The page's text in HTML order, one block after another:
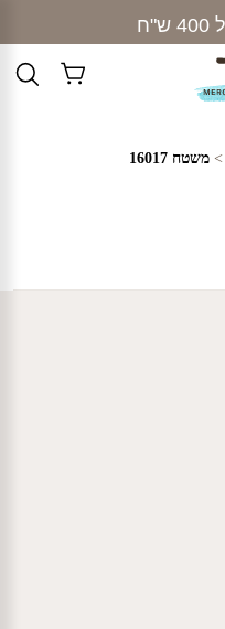
> משטח 16017